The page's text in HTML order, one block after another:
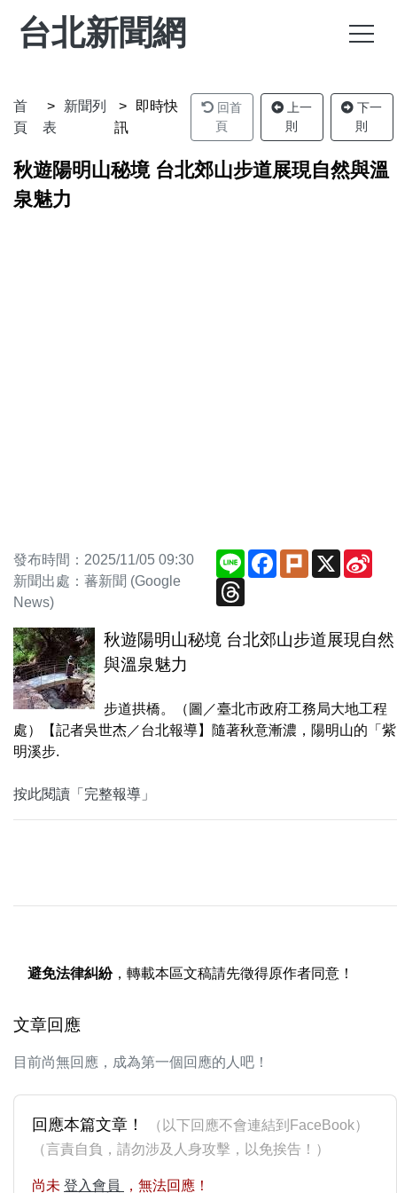
台北新聞網
首
頁
新聞列
表
即時快
訊
回首
頁
上一
則
下一
則
秋遊陽明山秘境 台北郊山步道展現自然與溫
泉魅力
發布時間：2025/11/05 09:30
新聞出處：蕃新聞 (Google
News)
Line Facebook
Plurk X
秋遊陽明山秘境 台北郊山步道展現自然
與溫泉魅力
步道拱橋。（圖／臺北市政府工務局大地工程
處）【記者吳世杰／台北報導】隨著秋意漸濃，陽明山的「紫
明溪步.
按此閱讀「完整報導」
避免法律糾紛，轉載本區文稿請先徵得原作者同意！
文章回應
目前尚無回應，成為第一個回應的人吧！
回應本篇文章！
（以下回應不會連結到FaceBook）
（言責自負，請勿涉及人身攻擊，以免挨告！）
尚未 登入會員 ，無法回應！